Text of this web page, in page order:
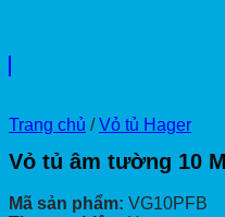
Trang chủ / Vỏ tủ Hager
Vỏ tủ âm tường 10
Mã sản phẩm: VG10PFB